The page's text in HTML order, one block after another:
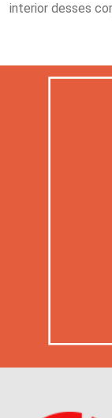
interior desses